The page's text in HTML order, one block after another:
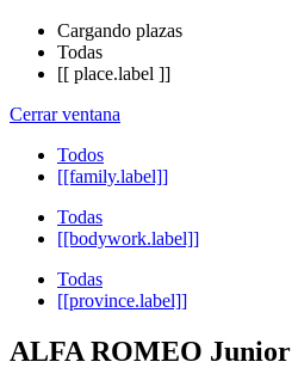
Cargando plazas
Todas
[[ place.label ]]
Cerrar ventana
Todos
[[family.label]]
Todas
[[bodywork.label]]
Todas
[[province.label]]
ALFA ROMEO Junior